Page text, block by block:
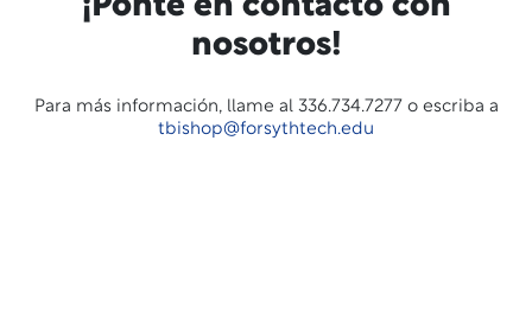
¡Ponte en contacto con
nosotros!
Para más información, llame al 336.734.7277 o escriba a
tbishop@forsythtech.edu